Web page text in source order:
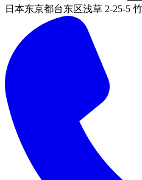
日本东京都台东区浅草 2-25-5